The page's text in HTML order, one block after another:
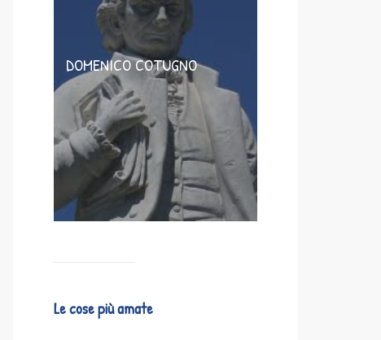
DOMENICO COTUGNO
Le cose più amate